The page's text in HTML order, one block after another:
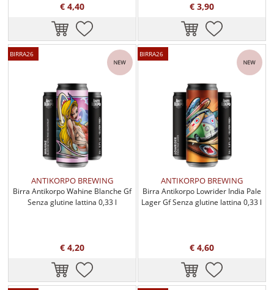
€ 4,40 € 3,90
BIRRA26
ANTIKORPO BREWING
Birra Antikorpo Wahine Blanche Gf
Senza glutine lattina 0,33 l
€ 4,20
BIRRA26
ANTIKORPO BREWING
Birra Antikorpo Lowrider India Pale
Lager Gf Senza glutine lattina 0,33 l
€ 4,60